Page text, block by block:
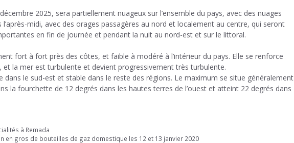
2025, sera partiellement nuageux sur l’ensemble du pays, avec des nuages
l’après-midi, avec des orages passagères au nord et localement au centre, qui seront
en fin de journée et pendant la nuit au nord-est et sur le littoral.
fort à fort près des côtes, et faible à modéré à l’intérieur du pays. Elle se renforce
et la mer est turbulente et devient progressivement très turbulente.
dans le sud-est et stable dans le reste des régions. Le maximum se situe généralement
la fourchette de 12 degrés dans les hautes terres de l’ouest et atteint 22 degrés dans
à Remada
en gros de bouteilles de gaz domestique les 12 et 13 janvier 2020